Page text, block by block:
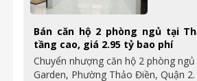
Bán căn hộ 2 phòng ngủ tại
tầng cao, giá 2.95 tỷ bao phí
Chuyển nhượng căn hộ 2 phòng
Garden, Phường Thảo Điền, Quận